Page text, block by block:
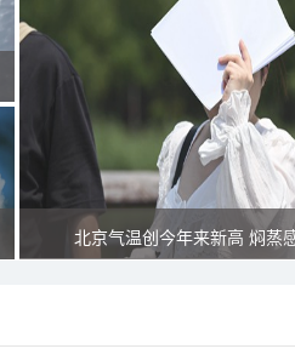
北京气温创今年来新高 焖蒸